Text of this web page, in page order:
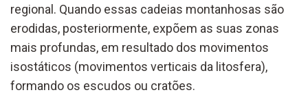
regional. Quando essas cadeias montanhosas são
erodidas, posteriormente, expõem as suas zonas
mais profundas, em resultado dos movimentos
isostáticos (movimentos verticais da litosfera),
formando os escudos ou cratões.